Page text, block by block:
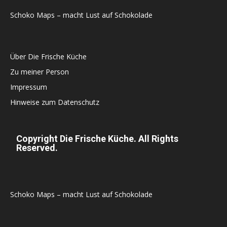
Schoko Maps – macht Lust auf Schokolade
Über Die Frische Küche
Zu meiner Person
Impressum
Hinweise zum Datenschutz
Copyright Die Frische Küche. All Rights
Reserved.
Schoko Maps – macht Lust auf Schokolade